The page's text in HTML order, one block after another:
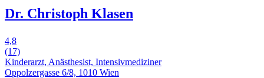
Dr. Christoph Klasen
4,8
(17)
Kinderarzt, Anästhesist, Intensivmediziner
Oppolzergasse 6/8, 1010 Wien